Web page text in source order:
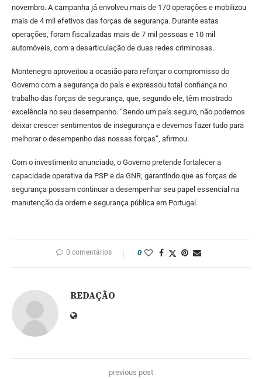
novembro. A campanha já envolveu mais de 170 operações e mobilizou
mais de 4 mil efetivos das forças de segurança. Durante estas
operações, foram fiscalizadas mais de 7 mil pessoas e 10 mil
automóveis, com a desarticulação de duas redes criminosas.
Montenegro aproveitou a ocasião para reforçar o compromisso do
Governo com a segurança do país e expressou total confiança no
trabalho das forças de segurança, que, segundo ele, têm mostrado
excelência no seu desempenho. “Sendo um país seguro, não podemos
deixar crescer sentimentos de insegurança e devemos fazer tudo para
melhorar o desempenho das nossas forças”, afirmou.
Com o investimento anunciado, o Governo pretende fortalecer a
capacidade operativa da PSP e da GNR, garantindo que as forças de
segurança possam continuar a desempenhar seu papel essencial na
manutenção da ordem e segurança pública em Portugal.
0 comentários 0
REDAÇÃO
previous post